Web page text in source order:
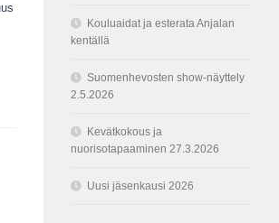
Kouluaidat ja esterata Anjalan
kentällä
Suomenhevosten show-näyttely
2.5.2026
Kevätkokous ja
nuorisotapaaminen 27.3.2026
Uusi jäsenkausi 2026